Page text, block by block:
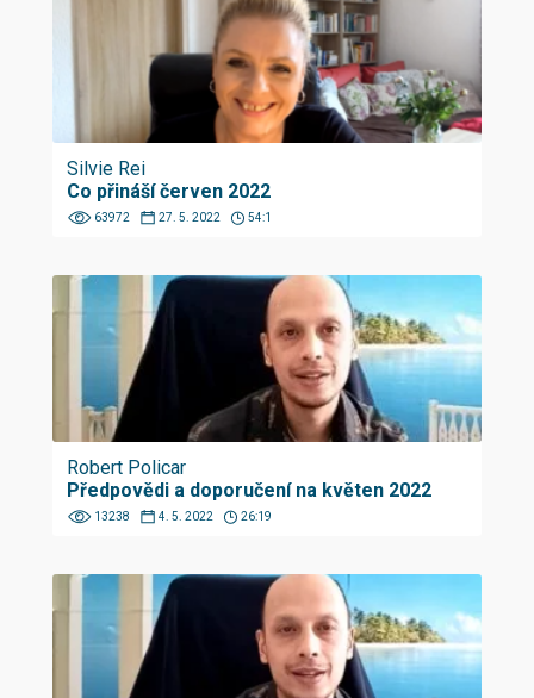
Silvie Rei
Co přináší červen 2022
63972 27. 5. 2022 54:1
Robert Policar
Předpovědi a doporučení na květen 2022
13238 4. 5. 2022 26:19